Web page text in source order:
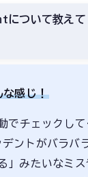
ついて教えて
な感じ！
でチェックし
ントがバラバ
」みたいなミ